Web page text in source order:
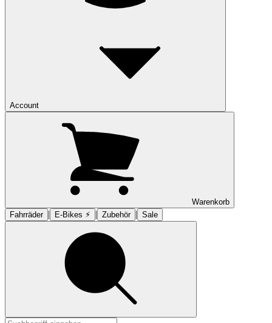
Account
Warenkorb
Fahrräder | E-Bikes ⚡︎ | Zubehör | Sale